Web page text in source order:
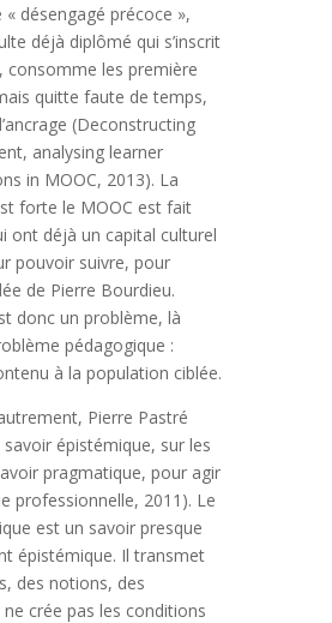
« désengagé précoce »,
déjà diplômé qui s’inscrit
consomme les première
quitte faute de temps,
(Deconstructing
analysing learner
in MOOC, 2013). La
forte le MOOC est fait
ont déjà un capital culturel
pouvoir suivre, pour
de Pierre Bourdieu.
donc un problème, là
pédagogique :
à la population ciblée.
Pierre Pastré
épistémique, sur les
pragmatique, pour agir
professionnelle, 2011). Le
est un savoir presque
épistémique. Il transmet
des notions, des
crée pas les conditions